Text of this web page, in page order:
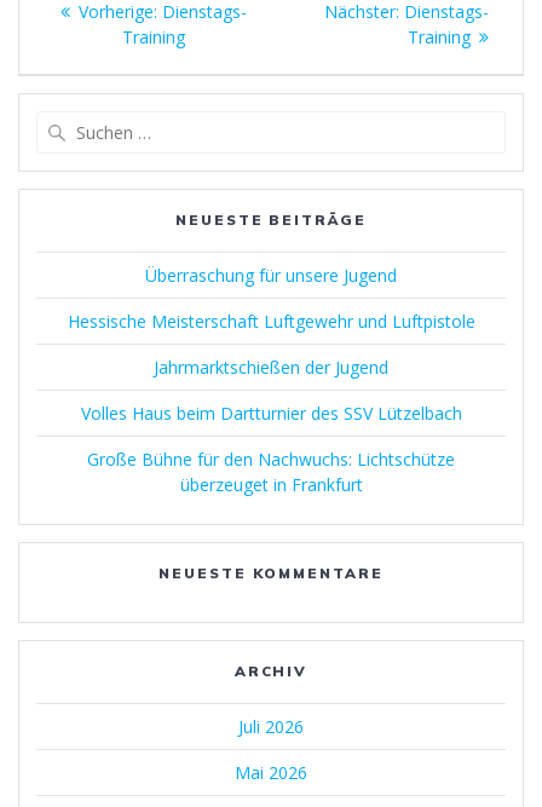
Vorherige: Vorheriger
Beitrag:
Dienstags-
Training
Nächster: Nächster
Beitrag:
Dienstags-
Training
NEUESTE BEITRÄGE
Überraschung für unsere Jugend
Hessische Meisterschaft Luftgewehr und Luftpistole
Jahrmarktschießen der Jugend
Volles Haus beim Dartturnier des SSV Lützelbach
Große Bühne für den Nachwuchs: Lichtschütze
überzeuget in Frankfurt
NEUESTE KOMMENTARE
ARCHIV
Juli 2026
Mai 2026